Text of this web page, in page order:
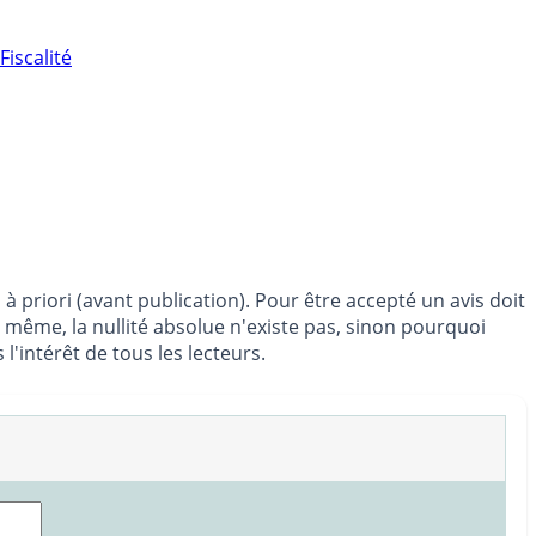
priori (avant publication). Pour être accepté un avis doit
la nullité absolue n'existe pas, sinon pourquoi
l'intérêt de tous les lecteurs.